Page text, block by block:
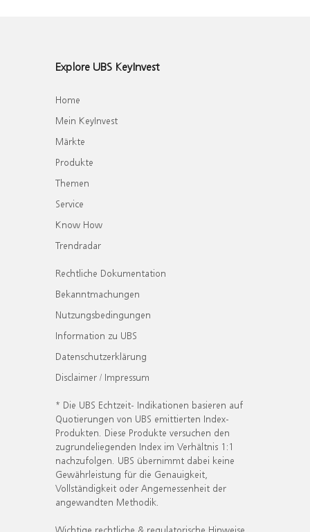
Explore UBS KeyInvest
Home
Mein KeyInvest
Märkte
Produkte
Themen
Service
Know How
Trendradar
Rechtliche Dokumentation
Bekanntmachungen
Nutzungsbedingungen
Information zu UBS
Datenschutzerklärung
Disclaimer / Impressum
* Die UBS Echtzeit- Indikationen basieren auf
Quotierungen von UBS emittierten Index-
Produkten. Diese Produkte versuchen den
zugrundeliegenden Index im Verhältnis 1:1
nachzufolgen. UBS übernimmt dabei keine
Gewährleistung für die Genauigkeit,
Vollständigkeit oder Angemessenheit der
angewandten Methodik.